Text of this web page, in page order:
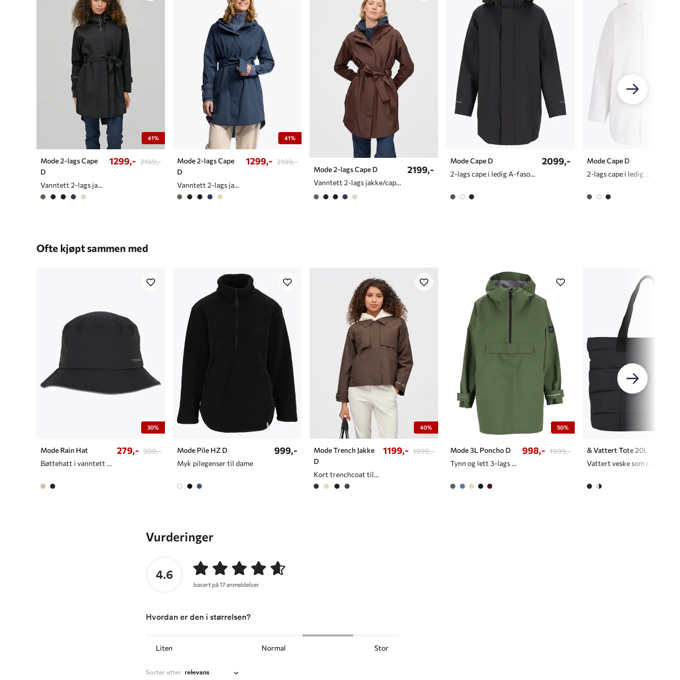
41%
Mode 2-lags Cape
D
Vanntett 2-lags jakke/cape til dame
1299,- 2199,-
41%
Mode 2-lags Cape
D
Vanntett 2-lags jakke/cape til dame
1299,- 2199,-
Mode 2-lags Cape D
Vanntett 2-lags jakke/cape til dame
2199,-
Mode Cape D
2-lags cape i ledig A-fasong til dame
2099,-
Mode Cape D
2-lags cape i ledig A-fasong til dame
Ofte kjøpt sammen med
30%
Mode Rain Hat
Bøttehatt i vanntett materiale
279,- 399,-
Mode Pile HZ D
Myk pilegenser til dame
999,-
40%
Mode Trench Jakke
D
Kort trenchcoat til dame
1199,- 1999,-
50%
Mode 3L Poncho D
Tynn og lett 3-lags poncho til dame
998,- 1999,-
& Vattert Tote 20L
Vattert veske som rommer 20 liter
Vurderinger
4.6
basert på 17 anmeldelser
Hvordan er den i størrelsen?
Liten Normal Stor
Sorter etter